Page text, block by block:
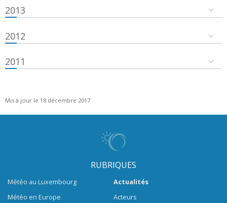
2013
2012
2011
Mis à jour le 18 décembre 2017
RUBRIQUES
Météo au Luxembourg
Météo en Europe
Actualités
Acteurs